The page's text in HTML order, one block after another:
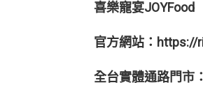
喜樂寵宴JOYFood
官方網站：https://
全台實體通路門市